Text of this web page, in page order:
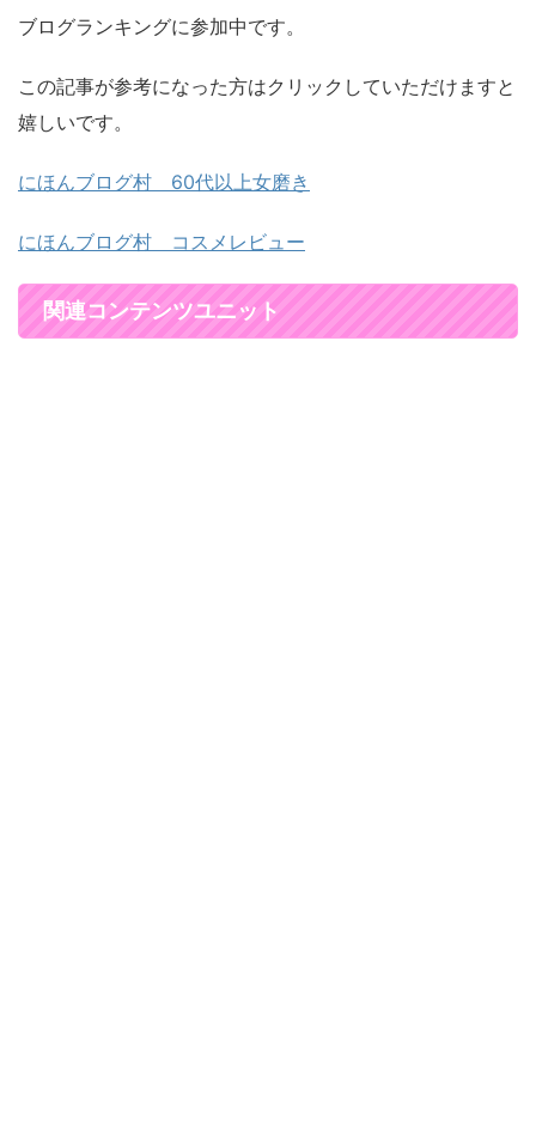
ブログランキングに参加中です。
この記事が参考になった方はクリックしていただけますと
嬉しいです。
にほんブログ村 60代以上女磨き
にほんブログ村 コスメレビュー
関連コンテンツユニット